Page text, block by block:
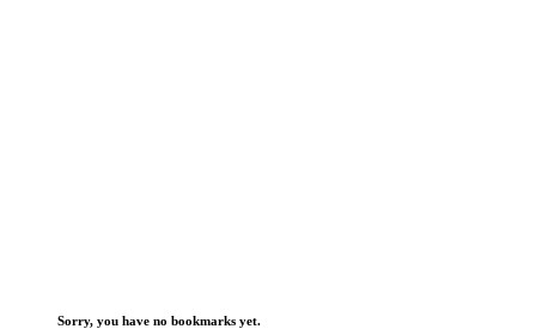
Sorry, you have no bookmarks yet.